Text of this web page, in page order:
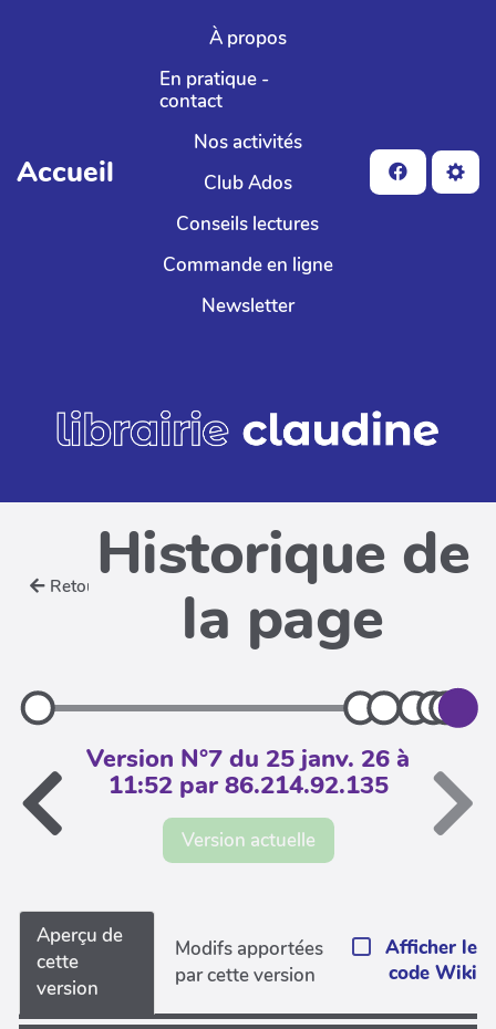
Aller au contenu principal
Accueil
À propos
En pratique -
contact
Nos activités
Club Ados
Conseils lectures
Commande en ligne
Newsletter
Retour Historique de
la page
Version N°7 du 25 janv. 26 à
11:52 par 86.214.92.135
Version actuelle
Aperçu de
cette
version
Modifs apportées
par cette version
Afficher le
code Wiki